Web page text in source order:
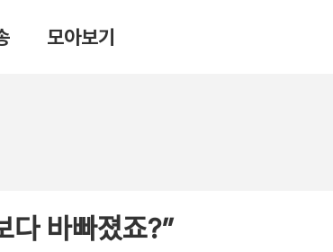
모아보기
다 바빠졌죠?”